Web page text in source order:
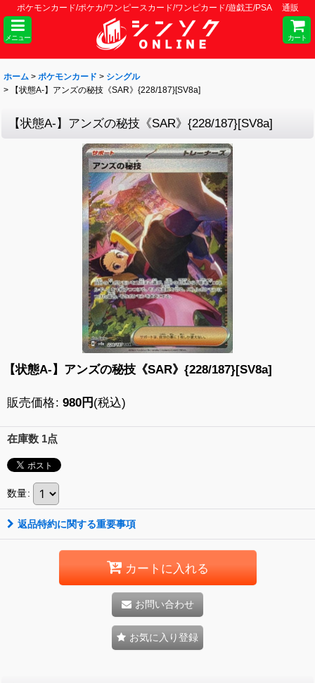
ポケモンカード/ポケカ/ワンピースカード/ワンピカード/遊戯王/PSA 通販
メニュー カート
ホーム > ポケモンカード > シングル
>
【状態A-】アンズの秘技《SAR》{228/187}[SV8a]
【状態A-】アンズの秘技《SAR》{228/187}[SV8a]
【状態A-】アンズの秘技《SAR》{228/187}[SV8a]
販売価格: 980円 (税込)
在庫数 1点
数量:
返品特約に関する重要事項
カートに入れる
お問い合わせ
お気に入り登録